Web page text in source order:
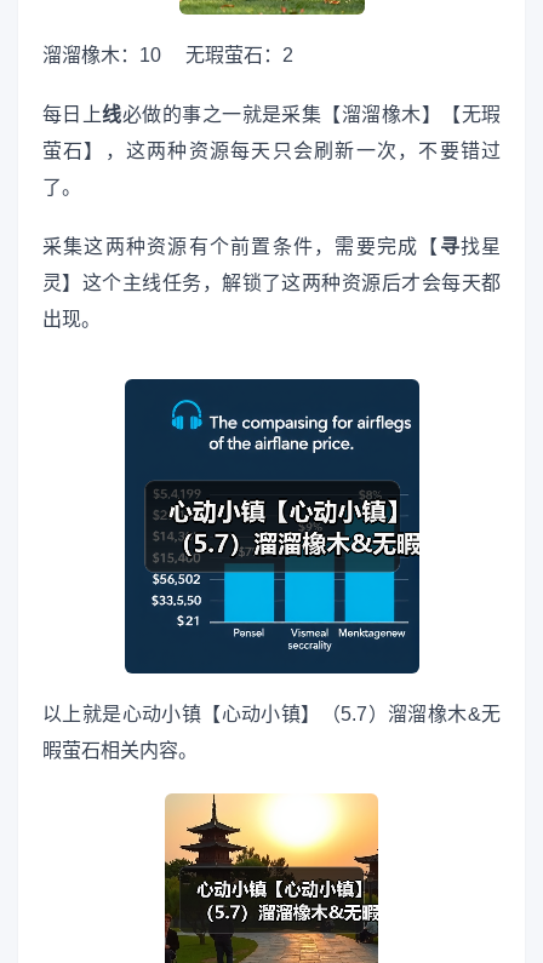
溜溜橡木：10 无瑕萤石：2
每日上线必做的事之一就是采集【溜溜橡木】【无瑕
萤石】，这两种资源每天只会刷新一次，不要错过
了。
采集这两种资源有个前置条件，需要完成【 寻找星
灵】这个主线任务，解锁了这两种资源后才会每天都
出现。
以上就是心动小镇【心动小镇】（5.7）溜溜橡木&无
暇萤石相关内容。